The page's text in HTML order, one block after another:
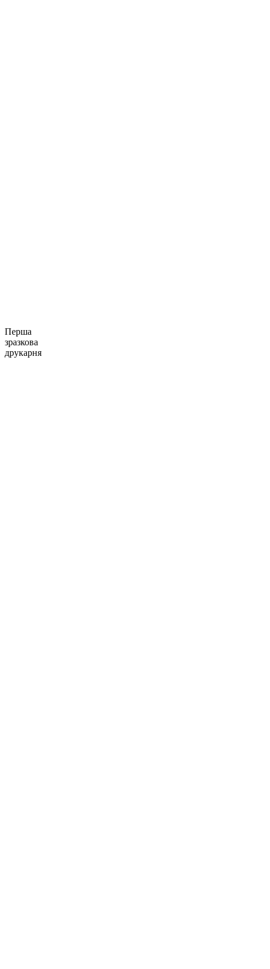
Перша
зразкова
друкарня